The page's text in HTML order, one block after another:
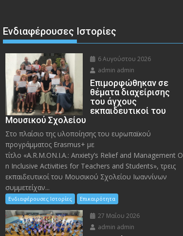
Ενδιαφέρουσες Ιστορίες
6 Αυγούστου 2026
admin admin
Eπιμορφώθηκαν σε
θέματα διαχείρισης
του άγχους
εκπαιδευτικοί του
Μουσικού Σχολείου
Στο πλαίσιο της υλοποίησης του ευρωπαϊκού
προγράμματος Erasmus+ με
τίτλο «A.R.M.ON.I.A.: Anxiety’s Relief and Management O
n Inclusive Activities for Teachers and Students», τρεις
εκπαιδευτικοί του Μουσικού Σχολείου Ιωαννίνων
συμμετείχαν...
Ενδιαφέρουσες Ιστορίες Επικαιρότητα
27 Μαΐου 2026
admin admin